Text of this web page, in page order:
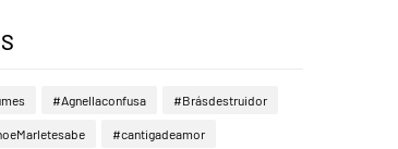
#Agnellaconfusa #Brásdestruidor
#cantigadeamor